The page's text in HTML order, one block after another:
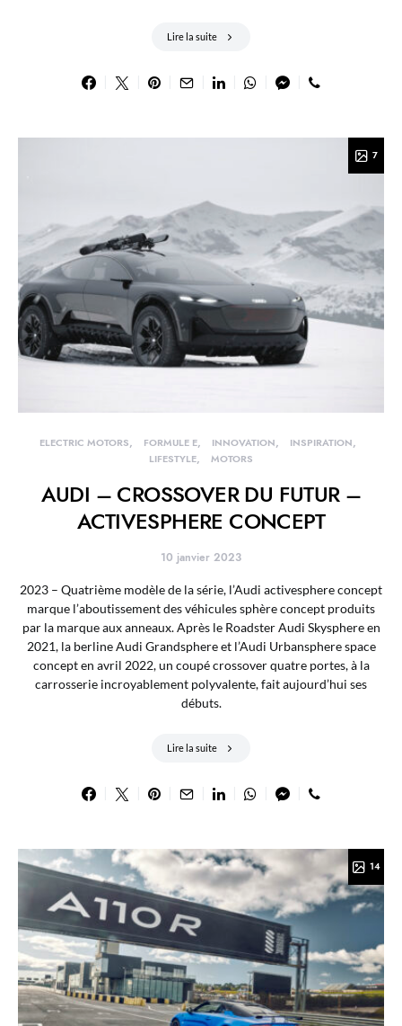
Lire la suite
7
ELECTRIC MOTORS FORMULE E INNOVATION
INSPIRATION
LIFESTYLE
MOTORS
AUDI – CROSSOVER DU FUTUR –
ACTIVESPHERE CONCEPT
10 janvier 2023
2023 – Quatrième modèle de la série, l’Audi activesphere concept
marque l’aboutissement des véhicules sphère concept produits
par la marque aux anneaux. Après le Roadster Audi Skysphere en
2021, la berline Audi Grandsphere et l’Audi Urbansphere space
concept en avril 2022, un coupé crossover quatre portes, à la
carrosserie incroyablement polyvalente, fait aujourd’hui ses
débuts.
Lire la suite
14